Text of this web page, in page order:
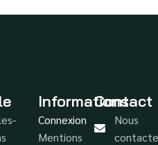
Informations
Connexion
Mentions
Contact
Nous